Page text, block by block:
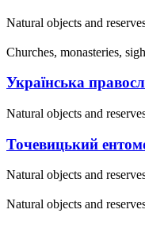
Natural objects and
Churches, monasteries,
Українська
Natural objects and
Точевицький
Natural objects and
Natural objects and